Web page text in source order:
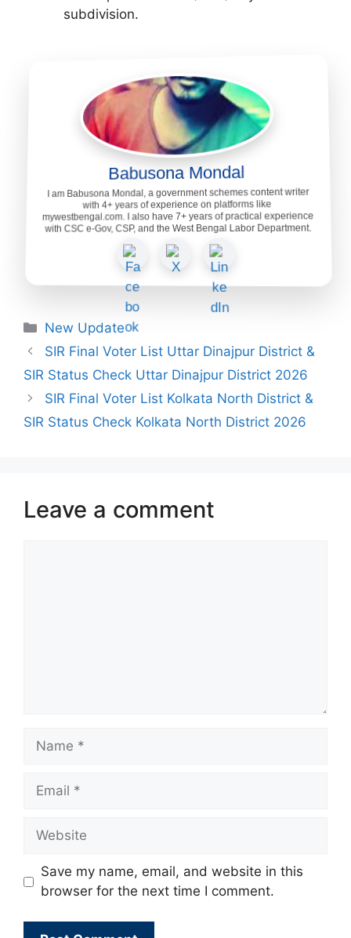
subdivision.
Babusona Mondal
I am Babusona Mondal, a government schemes content writer
with 4+ years of experience on platforms like
mywestbengal.com. I also have 7+ years of practical experience
with CSC e-Gov, CSP, and the West Bengal Labor Department.
Categories
New Update
SIR Final Voter List Uttar Dinajpur District &
SIR Status Check Uttar Dinajpur District 2026
SIR Final Voter List Kolkata North District &
SIR Status Check Kolkata North District 2026
Leave a comment
Name
Email
Website
Save my name, email, and website in this
browser for the next time I comment.